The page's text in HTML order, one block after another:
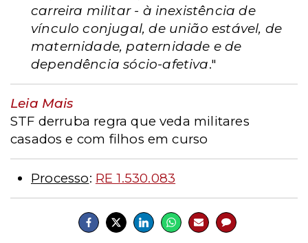
carreira militar - à inexistência de
vínculo conjugal, de união estável, de
maternidade, paternidade e de
dependência sócio-afetiva."
Leia Mais
STF derruba regra que veda militares
casados e com filhos em curso
Processo: RE 1.530.083